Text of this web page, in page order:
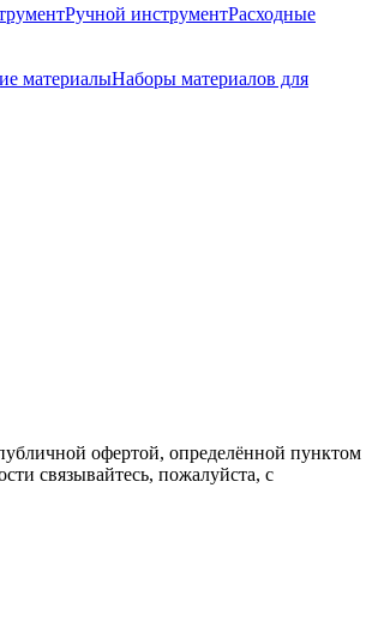
Ручной инструментРасходные
материалыНаборы материалов для
офертой, определённой пунктом
связывайтесь, пожалуйста, с